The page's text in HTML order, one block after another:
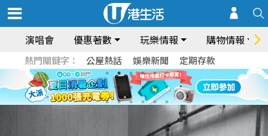
演唱會 優惠著數 玩樂情報 購物情報
熱門關鍵字： 公屋熱話 娛樂新聞 定期存款